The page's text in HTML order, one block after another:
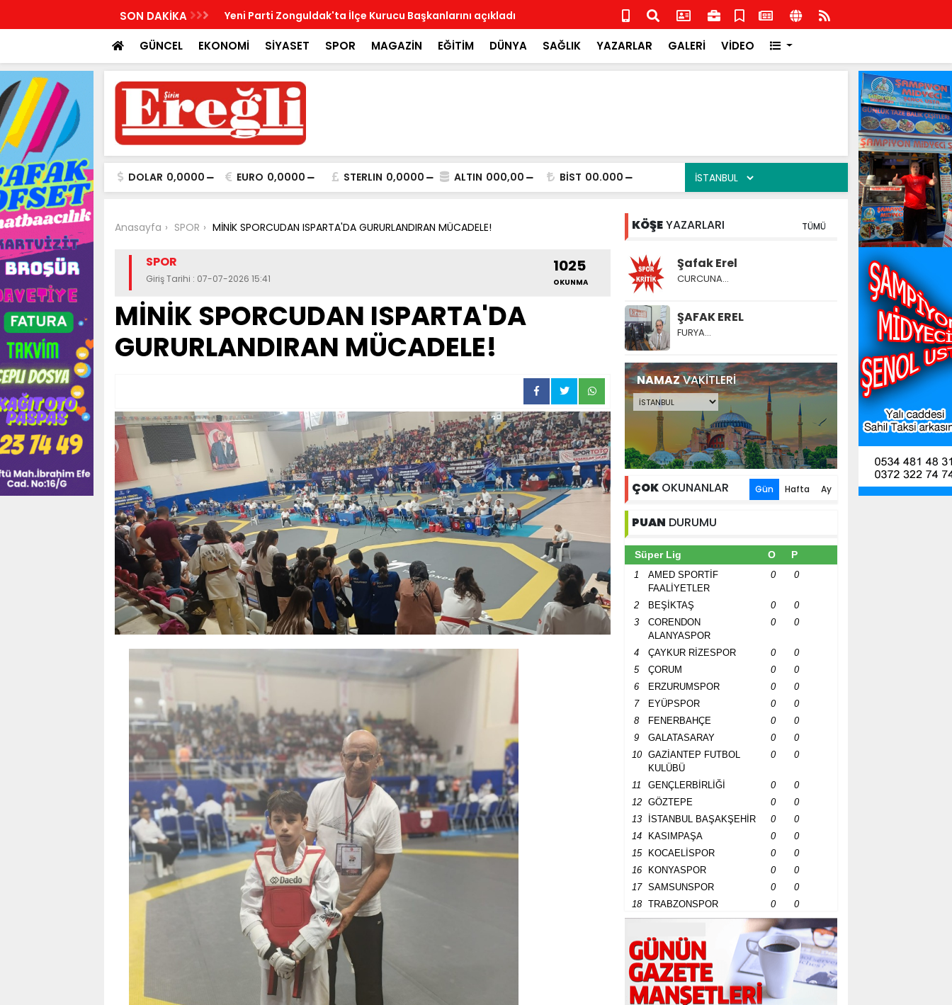
SON DAKİKA Yeni Parti Zonguldak'ta İlçe Kurucu Başkanlarını açıkladı MHP İlçe Teşkilatından İlçe Milli Eğitim Müdürlüğüne ziyaret
GÜNCEL EKONOMİ SİYASET SPOR MAGAZİN EĞİTİM DÜNYA SAĞLIK YAZARLAR GALERİ VİDEO
DOLAR 0,0000 EURO 0,0000 STERLIN 0,0000 ALTIN 000,00 BİST 00.000
Anasayfa SPOR MİNİK SPORCUDAN ISPARTA'DA GURURLANDIRAN MÜCADELE!
SPOR
Giriş Tarihi : 07-07-2026 15:41
1025
OKUNMA
MİNİK SPORCUDAN ISPARTA'DA
GURURLANDIRAN MÜCADELE!
KÖŞEYAZARLARI TÜMÜ
Şafak Erel
CURCUNA…
ŞAFAK EREL
FURYA…
NAMAZVAKİTLERİ
ÇOK OKUNANLAR Gün Hafta Ay
PUAN DURUMU
Süper Lig O P
1
AMED SPORTİF
FAALİYETLER
0 0
2 BEŞİKTAŞ 0
0
3
CORENDON
ALANYASPOR
0 0
4 ÇAYKUR RİZESPOR 0
0
5
ÇORUM 0
0
6
ERZURUMSPOR 0
0
7
EYÜPSPOR 0
0
8
FENERBAHÇE 0
0
9
GALATASARAY 0
0
10
GAZİANTEP FUTBOL
KULÜBÜ
0 0
11 GENÇLERBİRLİĞİ 0
0
12
GÖZTEPE 0
0
13
İSTANBUL BAŞAKŞEHİR 0
0
14
KASIMPAŞA 0
0
15
KOCAELİSPOR 0
0
16
KONYASPOR 0
0
17
SAMSUNSPOR 0
0
18
TRABZONSPOR 0 0